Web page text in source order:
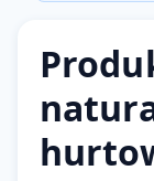
Dostawy
Projekty